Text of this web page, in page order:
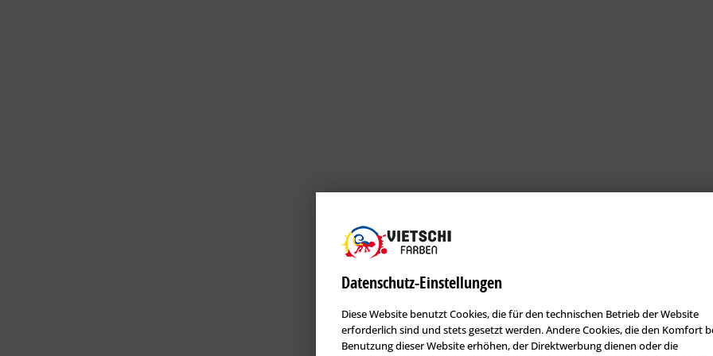
Datenschutz-Einstellungen
Diese Website benutzt Cookies, die für den technischen Betrieb der Website
erforderlich sind und stets gesetzt werden. Andere Cookies, die den Komfort
Benutzung dieser Website erhöhen, der Direktwerbung dienen oder die